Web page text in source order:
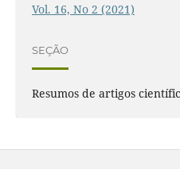
Vol. 16, No 2 (2021)
SEÇÃO
Resumos de artigos